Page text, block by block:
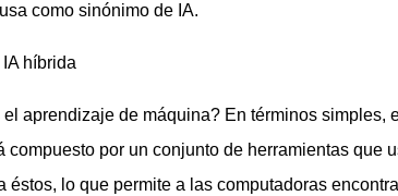
como sinónimo de IA.
híbrida
aprendizaje de máquina? En términos simples,
compuesto por un conjunto de herramientas que
éstos, lo que permite a las computadoras